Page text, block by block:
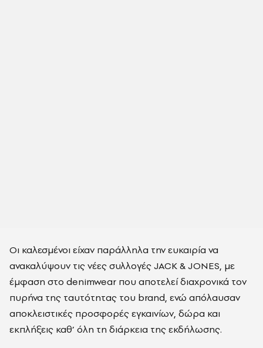
Οι καλεσμένοι είχαν παράλληλα την ευκαιρία να
ανακαλύψουν τις νέες συλλογές JACK & JONES, με
έμφαση στο denimwear που αποτελεί διαχρονικά τον
πυρήνα της ταυτότητας του brand, ενώ απόλαυσαν
αποκλειστικές προσφορές εγκαινίων, δώρα και
εκπλήξεις καθ’ όλη τη διάρκεια της εκδήλωσης.